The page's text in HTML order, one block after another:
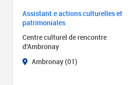
Assistant.e actions culturelles et
patrimoniales
Centre culturel de rencontre
d'Ambronay
Ambronay (01)